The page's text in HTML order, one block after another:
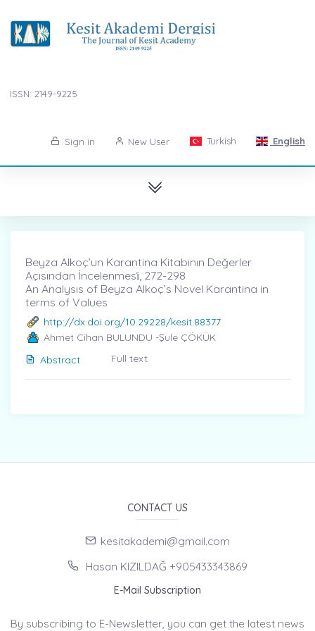
ISSN: 2149-9225
Sign in New User Turkish English
Beyza Alkoç’un Karantina Kitabının Değerler
Açısından İncelenmesi̇, 272-298
An Analysıs of Beyza Alkoç’s Novel Karantina in
terms of Values
http://dx.doi.org/10.29228/kesit.88377
Ahmet Cihan BULUNDU -Şule ÇÖKÜK
Abstract
Full text
CONTACT US
kesitakademi@gmail.com
Hasan KIZILDAĞ +905433343869
E-Mail Subscription
By subscribing to E-Newsletter, you can get the latest news